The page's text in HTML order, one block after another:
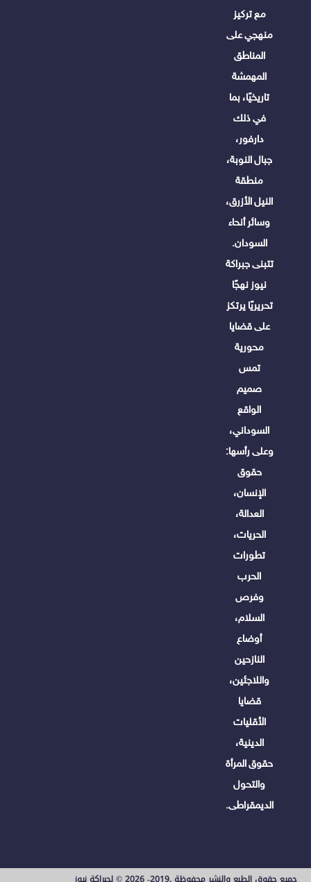
مع تركيز
منهجي على
المناطق
المهمشة
تاريخيًا، بما
في ذلك
دارفور،
جبال النوبة،
منطقة
النيل الأزرق،
وسائر أنحاء
السودان.
تتبنى جبراكة
نيوز نهجًا
تحريريًا يرتكز
على قضايا
محورية
تمس
صميم
الواقع
السوداني،
وعلى رأسها:
حقوق
الإنسان،
العدالة،
الحريات،
تطورات
الحرب
وفرص
السلام،
أوضاع
النازحين
واللاجئين،
قضايا
الأقليات
الدينية،
حقوق المرأة
والتحول
الديمقراطى.